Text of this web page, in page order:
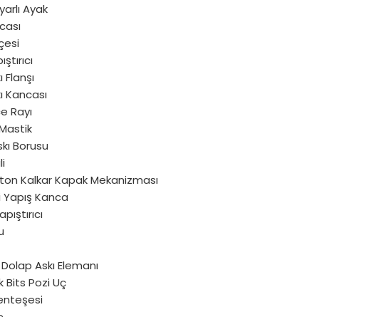
Ayak
Flanşı
Kancası
Rayı
Borusu
Kalkar Kapak Mekanizması
Kanca
Askı Elemanı
Bits Pozi Uç